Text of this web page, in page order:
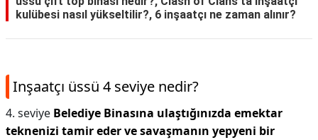
kulübesi nasıl yükseltilir?, 6 inşaatçı ne zaman alınır?
Inşaatçı üssü 4 seviye nedir?
4. seviye Belediye Binasına ulaştığınızda emektar
teknenizi tamir eder ve savaşmanın yepyeni bir